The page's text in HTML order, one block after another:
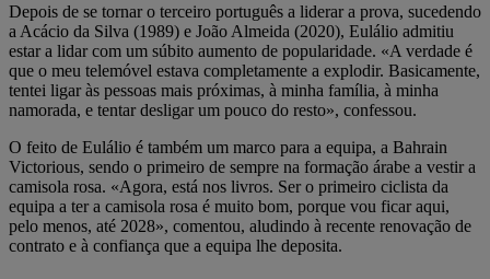
Depois de se tornar o terceiro português a liderar a prova, sucedendo
a Acácio da Silva (1989) e João Almeida (2020), Eulálio admitiu
estar a lidar com um súbito aumento de popularidade. «A verdade é
que o meu telemóvel estava completamente a explodir. Basicamente,
tentei ligar às pessoas mais próximas, à minha família, à minha
namorada, e tentar desligar um pouco do resto», confessou.
O feito de Eulálio é também um marco para a equipa, a Bahrain
Victorious, sendo o primeiro de sempre na formação árabe a vestir a
camisola rosa. «Agora, está nos livros. Ser o primeiro ciclista da
equipa a ter a camisola rosa é muito bom, porque vou ficar aqui,
pelo menos, até 2028», comentou, aludindo à recente renovação de
contrato e à confiança que a equipa lhe deposita.